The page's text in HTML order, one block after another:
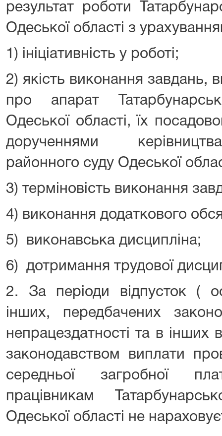
результат роботи
Одеської області з
1) ініціативність у роботі;
2) якість виконання завдань,
про апарат
Одеської області, їх
дорученнями
районного суду Одеської
3) терміновість виконання
4) виконання додаткового
5) виконавська дисципліна;
6) дотримання трудової
2. За періоди відпусток (
інших, передбачених
непрацездатності та в інших
законодавством виплати
середньої загробної
працівникам
Одеської області не